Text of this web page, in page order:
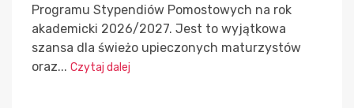
Programu Stypendiów Pomostowych na rok
akademicki 2026/2027. Jest to wyjątkowa
szansa dla świeżo upieczonych maturzystów
oraz... Czytaj dalej